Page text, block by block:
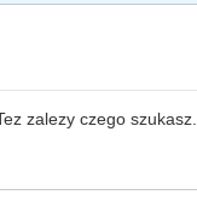
zalezy czego szukasz.